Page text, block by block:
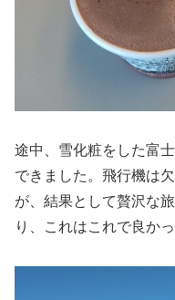
途中、雪化粧をした富
できました。飛行機は
が、結果として贅沢な
り、これはこれで良か